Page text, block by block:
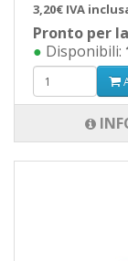
3,20€ IVA
Pronto per
● Disponibili: